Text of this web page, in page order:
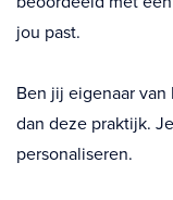
jou past.
Ben jij eigenaar
dan deze praktijk.
personaliseren.